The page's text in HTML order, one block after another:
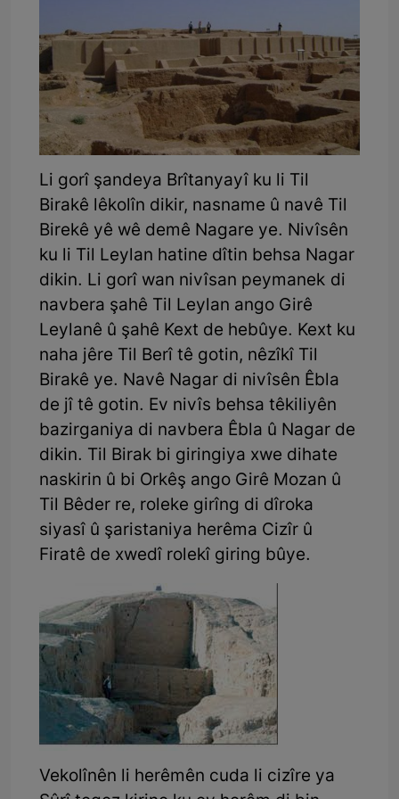
Li gorî şandeya Brîtanyayî ku li Til
Birakê lêkolîn dikir, nasname û navê Til
Birekê yê wê demê Nagare ye. Nivîsên
ku li Til Leylan hatine dîtin behsa Nagar
dikin. Li gorî wan nivîsan peymanek di
navbera şahê Til Leylan ango Girê
Leylanê û şahê Kext de hebûye. Kext ku
naha jêre Til Berî tê gotin, nêzîkî Til
Birakê ye. Navê Nagar di nivîsên Êbla
de jî tê gotin. Ev nivîs behsa têkiliyên
bazirganiya di navbera Êbla û Nagar de
dikin. Til Birak bi giringiya xwe dihate
naskirin û bi Orkêş ango Girê Mozan û
Til Bêder re, roleke girîng di dîroka
siyasî û şaristaniya herêma Cizîr û
Firatê de xwedî rolekî giring bûye.
Vekolînên li herêmên cuda li cizîre ya